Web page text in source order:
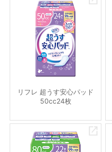
リフレ 超うす安心パッド
50cc24枚